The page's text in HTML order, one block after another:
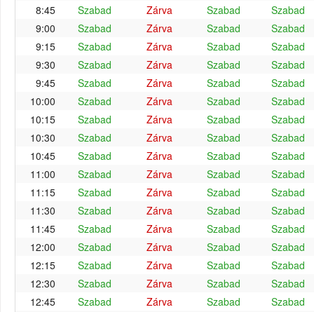
8:45
Szabad Zárva Szabad
Szabad
9:00
Szabad Zárva Szabad
Szabad
9:15
Szabad Zárva Szabad
Szabad
9:30
Szabad Zárva Szabad
Szabad
9:45
Szabad Zárva Szabad
Szabad
10:00
Szabad Zárva Szabad
Szabad
10:15
Szabad Zárva Szabad
Szabad
10:30
Szabad Zárva Szabad
Szabad
10:45
Szabad Zárva Szabad
Szabad
11:00
Szabad Zárva Szabad
Szabad
11:15
Szabad Zárva Szabad
Szabad
11:30
Szabad Zárva Szabad
Szabad
11:45
Szabad Zárva Szabad
Szabad
12:00
Szabad Zárva Szabad
Szabad
12:15
Szabad Zárva Szabad
Szabad
12:30
Szabad Zárva Szabad
Szabad
12:45
Szabad Zárva Szabad
Szabad